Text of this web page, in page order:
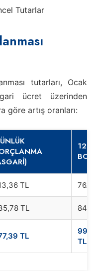
Tutarlar
tutarları, Ocak
ücret üzerinden
göre artış oranları:
12
TL
TL
TL
TL